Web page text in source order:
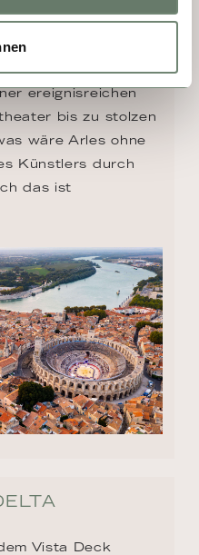
ist umgeben von
in Europa. Arles
für bedeutende
ereignisreichen
bis zu stolzen
wäre Arles ohne
Künstlers durch
das ist
Vista Deck